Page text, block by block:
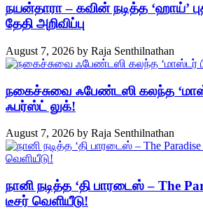
நயன்தாரா – கவின் நடித்த ‘ஹாய்’
தேதி அறிவிப்பு
August 7, 2026 by Raja Senthilnathan
நகைச்சுவை ஃபேண்டஸி கலந்த
ஃபர்ஸ்ட் லுக்!
August 7, 2026 by Raja Senthilnathan
நானி நடித்த ‘தி பாரடைஸ் – The
டீசர் வெளியீடு!